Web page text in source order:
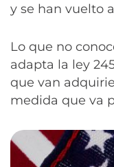
y se han vuelto
Lo que no
adapta la ley
que van
medida que va